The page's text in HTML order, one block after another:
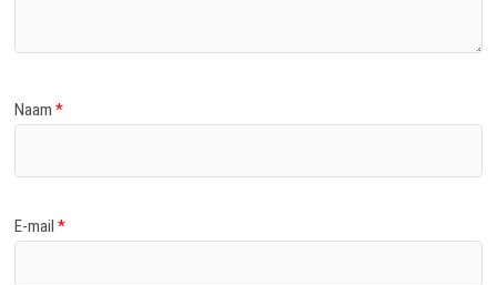
Naam*
E-mail*